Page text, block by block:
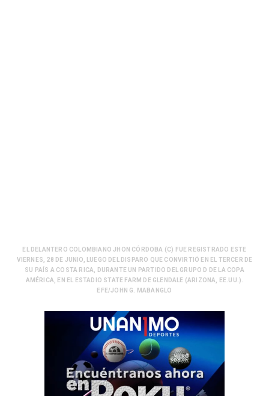
EL DELANTERO COLOMBIANO JHON CÓRDOBA (C) FUE REGISTRADO ESTE
VIERNES, 28 DE JUNIO, LUEGO DEL DISPARO QUE CONVIRTIÓ EN EL TERCER DE
SU PAÍS A COSTA RICA, DURANTE UN PARTIDO DEL GRUPO D DE LA COPA
AMÉRICA, EN EL ESTADIO STATE FARM DE GLENDALE (ARIZONA, EE.UU.).
EFE/JOHN G. MABANGLO